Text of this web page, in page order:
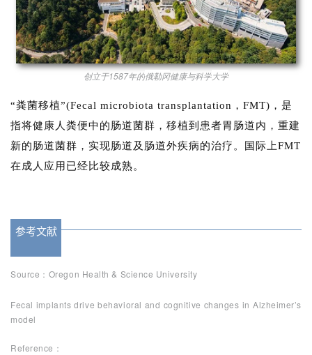
D
投
融
资
台
药
时
代
l
l
n
g
l
登录 注册
创立于1587年的俄勒冈健康与科学大学
“粪菌移植”(Fecal microbiota transplantation，FMT)，是
指将健康人粪便中的肠道菌群，移植到患者胃肠道内，重建
新的肠道菌群，实现肠道及肠道外疾病的治疗。国际上FMT
在成人应用已经比较成熟。
参考文献
Source：Oregon Health & Science University
Fecal implants drive behavioral and cognitive changes in Alzheimer’s
model
Reference：